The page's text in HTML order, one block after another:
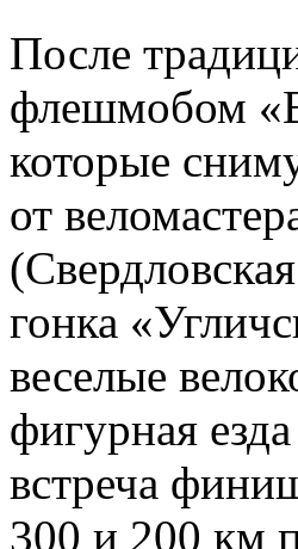
После
флешмобом
которые
от
гонка
веселые
фигурная
встреча
300 и 200 км